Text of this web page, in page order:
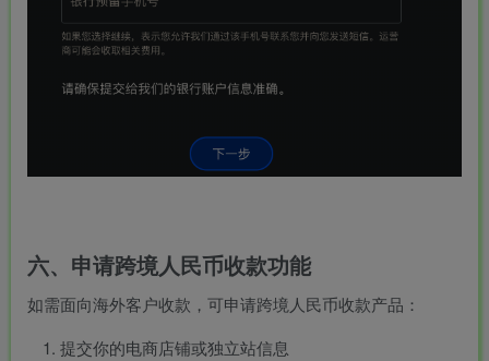
六、申请跨境人民币收款功能
如需面向海外客户收款，可申请跨境人民币收款产品：
提交你的电商店铺或独立站信息